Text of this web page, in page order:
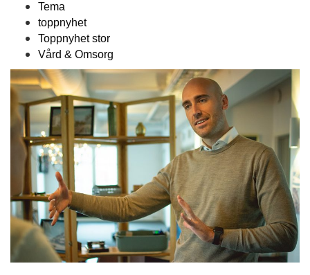
Tema
toppnyhet
Toppnyhet stor
Vård & Omsorg